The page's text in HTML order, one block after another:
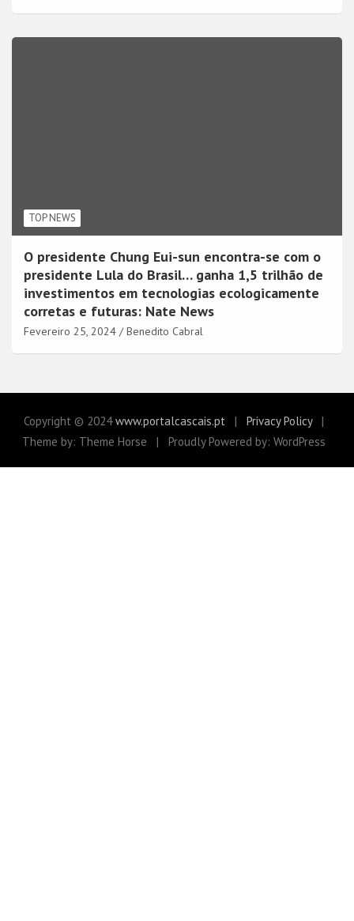
TOP NEWS
O presidente Chung Eui-sun encontra-se com o
presidente Lula do Brasil… ganha 1,5 trilhão de
investimentos em tecnologias ecologicamente
corretas e futuras: Nate News
Fevereiro 25, 2024 Benedito Cabral
Copyright © 2024www.portalcascais.pt
Privacy Policy
Theme by: Theme Horse
Proudly Powered by: WordPress